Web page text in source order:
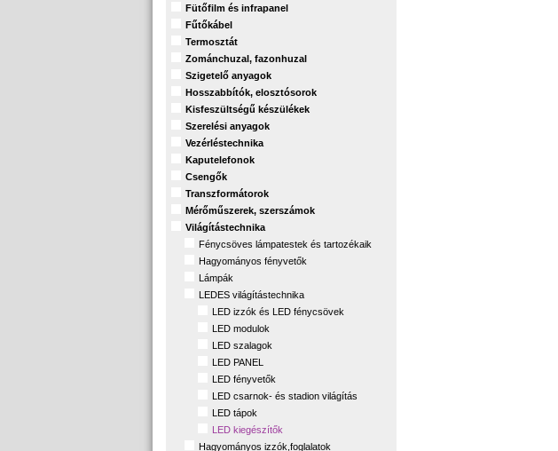
Fütőfilm és infrapanel
Fűtőkábel
Termosztát
Zománchuzal, fazonhuzal
Szigetelő anyagok
Hosszabbítók, elosztósorok
Kisfeszültségű készülékek
Szerelési anyagok
Vezérléstechnika
Kaputelefonok
Csengők
Transzformátorok
Mérőműszerek, szerszámok
Világítástechnika
Fénycsöves lámpatestek és tartozékaik
Hagyományos fényvetők
Lámpák
LEDES világítástechnika
LED izzók és LED fénycsövek
LED modulok
LED szalagok
LED PANEL
LED fényvetők
LED csarnok- és stadion világítás
LED tápok
LED kiegészítők
Hagyományos izzók,foglalatok